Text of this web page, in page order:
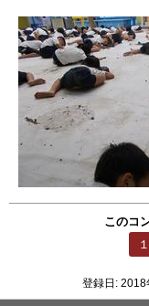
このコ
登録日: 2018